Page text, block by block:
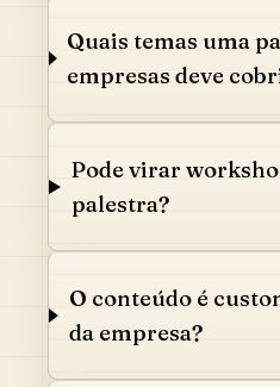
Quais temas uma
empresas deve
Pode virar
palestra?
O conteúdo é
da empresa?